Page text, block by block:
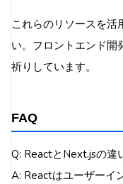
これらのリソースを活
い。フロントエンド開
祈りしています。
FAQ
Q: ReactとNext.jsの違
A: Reactはユーザーイ